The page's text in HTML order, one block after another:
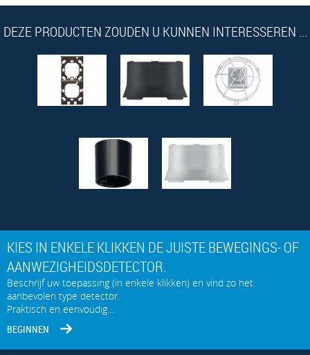
DEZE PRODUCTEN ZOUDEN U KUNNEN INTERESSEREN ...
KIES IN ENKELE KLIKKEN DE JUISTE BEWEGINGS- OF
AANWEZIGHEIDSDETECTOR.
Beschrijf uw toepassing (in enkele klikken) en vind zo het
aanbevolen type detector.
Praktisch en eenvoudig…
BEGINNEN